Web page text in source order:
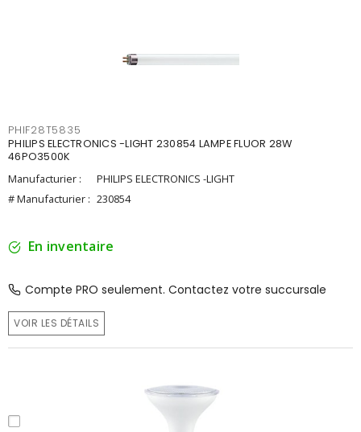
PHIF28T5835
PHILIPS ELECTRONICS -LIGHT 230854 LAMPE FLUOR 28W
46PO3500K
Manufacturier :
PHILIPS ELECTRONICS -LIGHT
# Manufacturier : 230854
En inventaire
Compte PRO seulement. Contactez votre succursale
VOIR LES DÉTAILS